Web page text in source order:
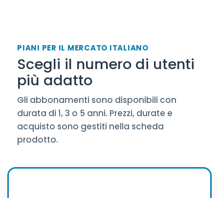
PIANI PER IL MERCATO ITALIANO
Scegli il numero di utenti
più adatto
Gli abbonamenti sono disponibili con
durata di 1, 3 o 5 anni. Prezzi, durate e
acquisto sono gestiti nella scheda
prodotto.